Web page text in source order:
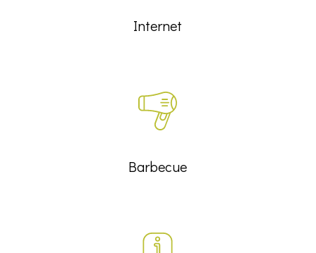
Internet
Barbecue